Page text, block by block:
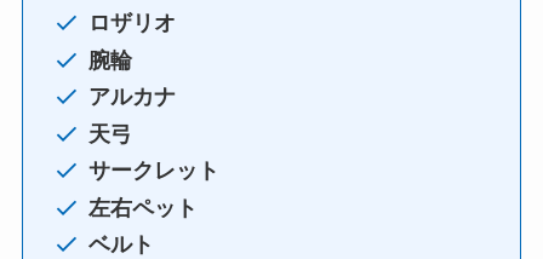
ロザリオ
腕輪
アルカナ
天弓
サークレット
左右ペット
ベルト